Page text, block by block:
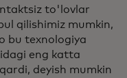
to'lovlar
qilishimiz mumkin,
bu texnologiya
eng katta
deyish mumkin